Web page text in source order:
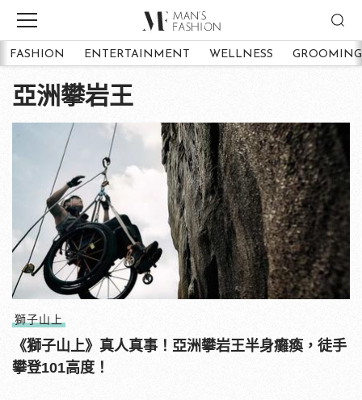
FASHION ENTERTAINMENT WELLNESS GROOMING
亞洲攀岩王
獅子山上
《獅子山上》真人真事！亞洲攀岩王半身癱瘓，徒手
攀登101高度！